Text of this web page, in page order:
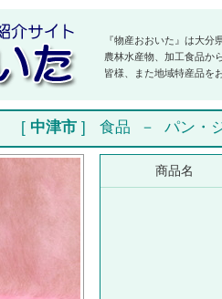
『物産おおいた』は大分
農林水産物、加工食品か
皆様、また地域特産品を
[ 中津市 ] 食品 － パン・
商品名